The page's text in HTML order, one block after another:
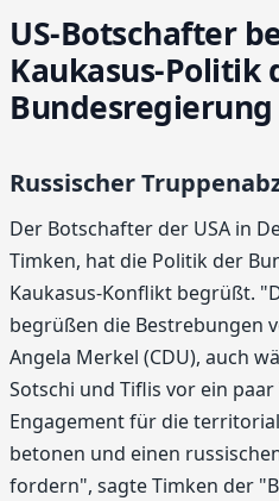
US-Botschafter
Kaukasus-Politik
Bundesregierung
Russischer
Der Botschafter der USA in
Timken, hat die Politik der
Kaukasus-Konflikt begrüßt.
begrüßen die Bestrebungen
Angela Merkel (CDU), auch
Sotschi und Tiflis vor ein
Engagement für die
betonen und einen
fordern", sagte Timken der